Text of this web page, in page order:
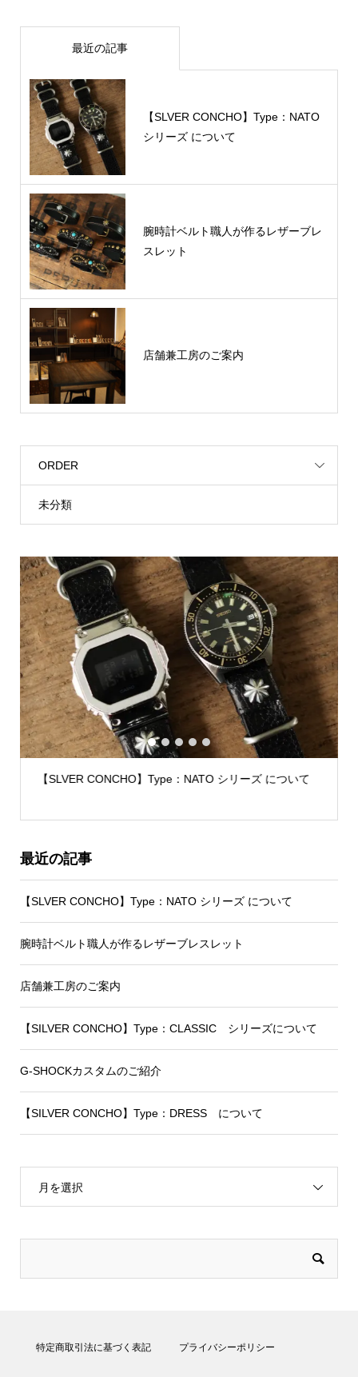
最近の記事
【SLVER CONCHO】Type：NATO
シリーズ について
腕時計ベルト職人が作るレザーブレ
スレット
店舗兼工房のご案内
ORDER
未分類
【SLVER CONCHO】Type：NATO シリーズ について
1 2 3 4 5
最近の記事
【SLVER CONCHO】Type：NATO シリーズ について
腕時計ベルト職人が作るレザーブレスレット
店舗兼工房のご案内
【SILVER CONCHO】Type：CLASSIC シリーズについて
G-SHOCKカスタムのご紹介
【SILVER CONCHO】Type：DRESS について
月を選択
特定商取引法に基づく表記 プライバシーポリシー